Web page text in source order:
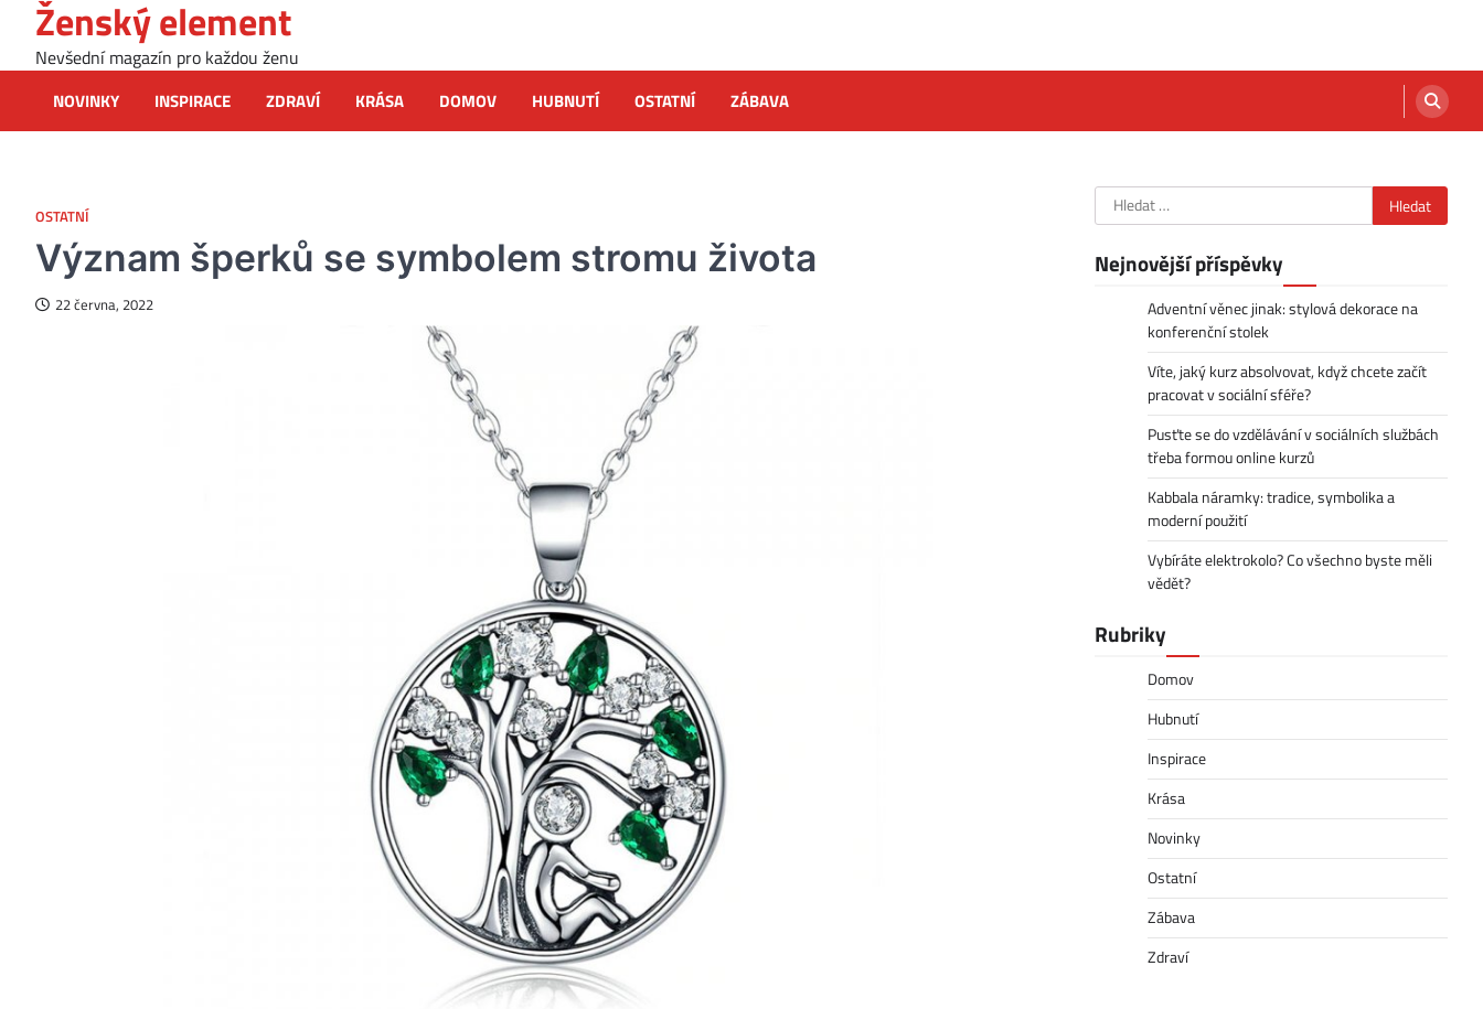
content
Ženský element
Nevšední magazín pro každou ženu
NOVINKY INSPIRACE ZDRAVÍ KRÁSA DOMOV HUBNUTÍ OSTATNÍ ZÁBAVA
OSTATNÍ
Význam šperků se symbolem stromu života
22 června, 2022
Vyhledávání
Nejnovější příspěvky
Adventní věnec jinak: stylová dekorace na
konferenční stolek
Víte, jaký kurz absolvovat, když chcete začít
pracovat v sociální sféře?
Pusťte se do vzdělávání v sociálních službách
třeba formou online kurzů
Kabbala náramky: tradice, symbolika a
moderní použití
Vybíráte elektrokolo? Co všechno byste měli
vědět?
Rubriky
Domov
Hubnutí
Inspirace
Krása
Novinky
Ostatní
Zábava
Zdraví